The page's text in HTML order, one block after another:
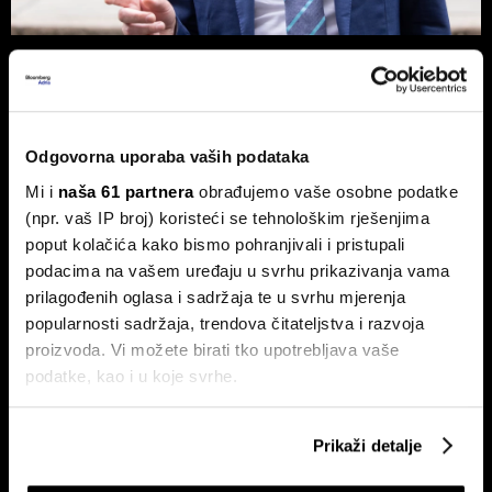
Odgovorna uporaba vaših podataka
Mi i naša 61 partneraobrađujemo vaše osobne podatke
(npr. vaš IP broj) koristeći se tehnološkim rješenjima
poput kolačića kako bismo pohranjivali i pristupali
podacima na vašem uređaju u svrhu prikazivanja vama
prilagođenih oglasa i sadržaja te u svrhu mjerenja
popularnosti sadržaja, trendova čitateljstva i razvoja
proizvoda. Vi možete birati tko upotrebljava vaše
podatke, kao i u koje svrhe.
Prikupljati podatke o vašoj geografskoj lokaciji,
koji mogu biti precizni do radijusa od nekoliko metara
Prikaži detalje
Novog britanskog premijera čeka
prazna blagajna - Burnham planira
nacionalizaciju
Pad vlade Keira Starmera i uspon Andyja Burnhama kao
najizglednijeg nasljednika otvorili su ozbiljna pitanja o
budućnosti ekonomske politike UK-a.
nego što mu završi mandat?